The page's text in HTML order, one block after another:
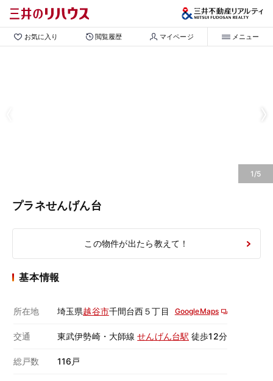
お気に入り 閲覧履歴 マイページ メニュー
1/5
プラネせんげん台
この物件が出たら教えて！
基本情報
所在地 埼玉県越谷市千間台西５丁目 GoogleMaps
交通 東武伊勢崎・大師線せんげん台駅 徒歩12分
総戸数 116戸